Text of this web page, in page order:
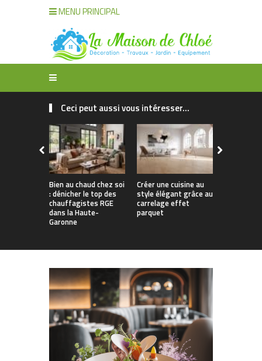
MENU PRINCIPAL
Ceci peut aussi vous intéresser...
Bien au chaud chez soi
: dénicher le top des
chauffagistes RGE
dans la Haute-
Garonne
Créer une cuisine au
style élégant grâce au
carrelage effet
parquet